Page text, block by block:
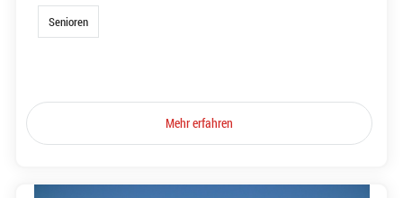
Senioren
Mehr erfahren